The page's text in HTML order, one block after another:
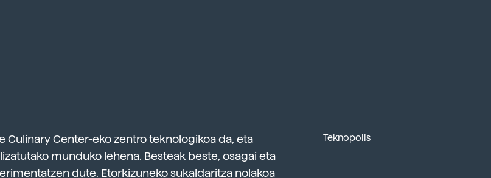
Culinary Center-eko zentro teknologikoa da, eta
munduko lehena. Besteak beste, osagai eta
dute. Etorkizuneko sukaldaritza nolakoa
Teknopolis